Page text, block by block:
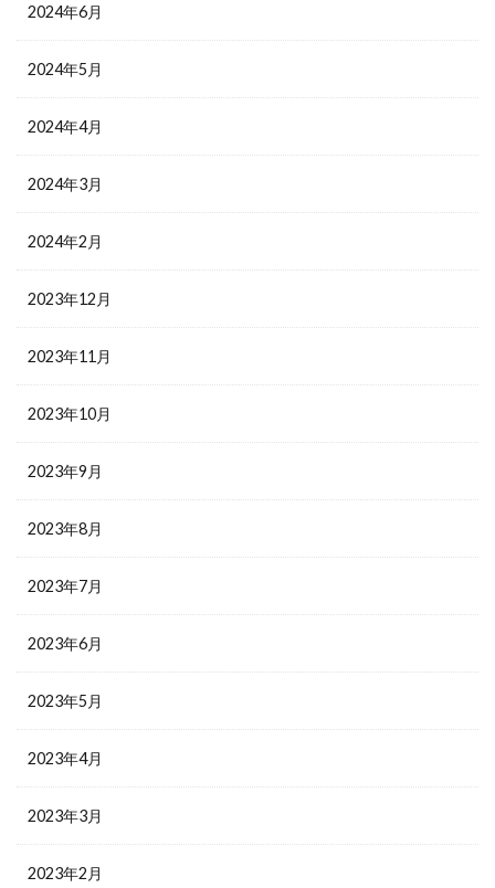
2024年6月
2024年5月
2024年4月
2024年3月
2024年2月
2023年12月
2023年11月
2023年10月
2023年9月
2023年8月
2023年7月
2023年6月
2023年5月
2023年4月
2023年3月
2023年2月